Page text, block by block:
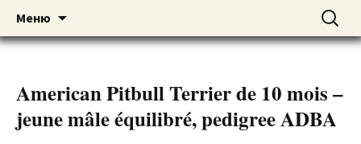
DOGNIK BULLS
American pitbull terrier kennel DOGNIK
BULLS Europe. ADBA registered. APBT
Меню
содержимому
Найти:
American Pitbull Terrier de 10 mois –
jeune mâle équilibré, pedigree ADBA